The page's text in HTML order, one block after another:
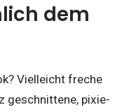
dem
Vielleicht freche
geschnittene, pixie-